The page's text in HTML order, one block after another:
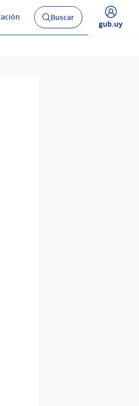
Abrir
buscador
Buscar
Desplegar
gub.uy